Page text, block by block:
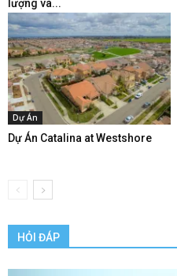
lượng và...
Dự Án
Dự Án Catalina at Westshore
HỎI ĐÁP